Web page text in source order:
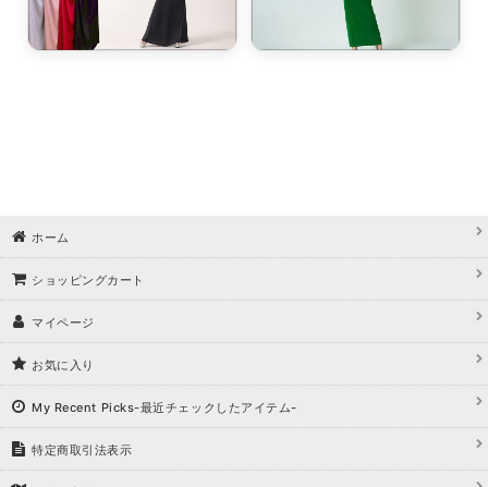
ホーム
ショッピングカート
マイページ
お気に入り
My Recent Picks-最近チェックしたアイテム-
特定商取引法表示